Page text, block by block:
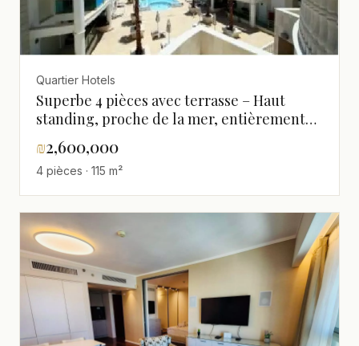
Quartier Hotels
Superbe 4 pièces avec terrasse – Haut
standing, proche de la mer, entièrement
meublé
₪2,600,000
4 pièces · 115 m²